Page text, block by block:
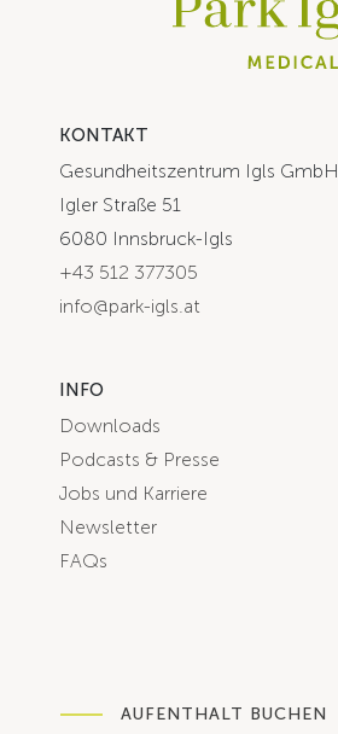
KONTAKT
Gesundheitszentrum Igls GmbH
Igler Straße 51
6080 Innsbruck-Igls
+43 512 377305
info@park-igls.at
INFO
Downloads
Podcasts & Presse
Jobs und Karriere
Newsletter
FAQs
AUFENTHALT BUCHEN